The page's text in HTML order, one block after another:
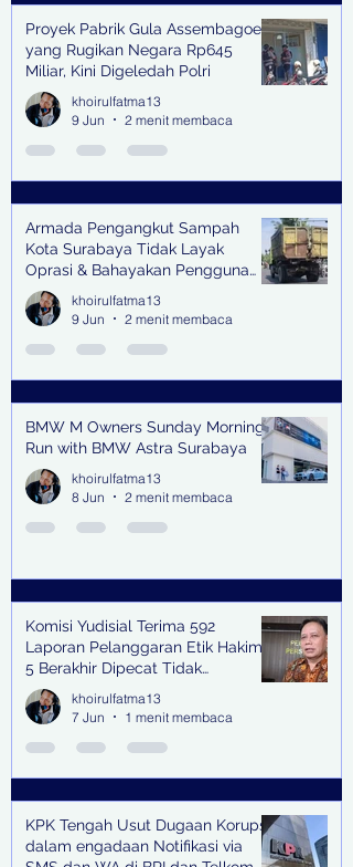
Proyek Pabrik Gula Assembagoes
yang Rugikan Negara Rp645
Miliar, Kini Digeledah Polri
khoirulfatma13
9 Jun
2 menit membaca
Armada Pengangkut Sampah
Kota Surabaya Tidak Layak
Oprasi & Bahayakan Pengguna
Jalan
khoirulfatma13
9 Jun
2 menit membaca
BMW M Owners Sunday Morning
Run with BMW Astra Surabaya
khoirulfatma13
8 Jun
2 menit membaca
Komisi Yudisial Terima 592
Laporan Pelanggaran Etik Hakim,
5 Berakhir Dipecat Tidak
Terhormat
khoirulfatma13
7 Jun
1 menit membaca
KPK Tengah Usut Dugaan Korupsi
dalam engadaan Notifikasi via